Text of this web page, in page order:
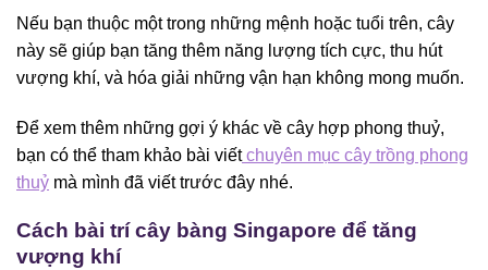
Nếu bạn thuộc một trong những mệnh hoặc tuổi trên, cây
này sẽ giúp bạn tăng thêm năng lượng tích cực, thu hút
vượng khí, và hóa giải những vận hạn không mong muốn.
Để xem thêm những gợi ý khác về cây hợp phong thuỷ,
bạn có thể tham khảo bài viếtchuyên mục cây trồng phong
thuỷ mà mình đã viết trước đây nhé.
Cách bài trí cây bàng Singapore để tăng
vượng khí